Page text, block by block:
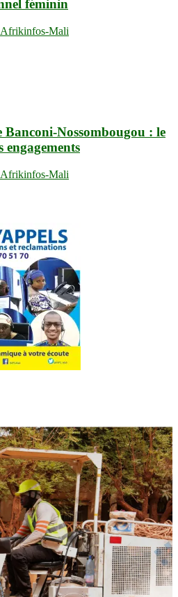
féminin
Afrikinfos-Mali
Banconi-Nossombougou : le
engagements
Afrikinfos-Mali